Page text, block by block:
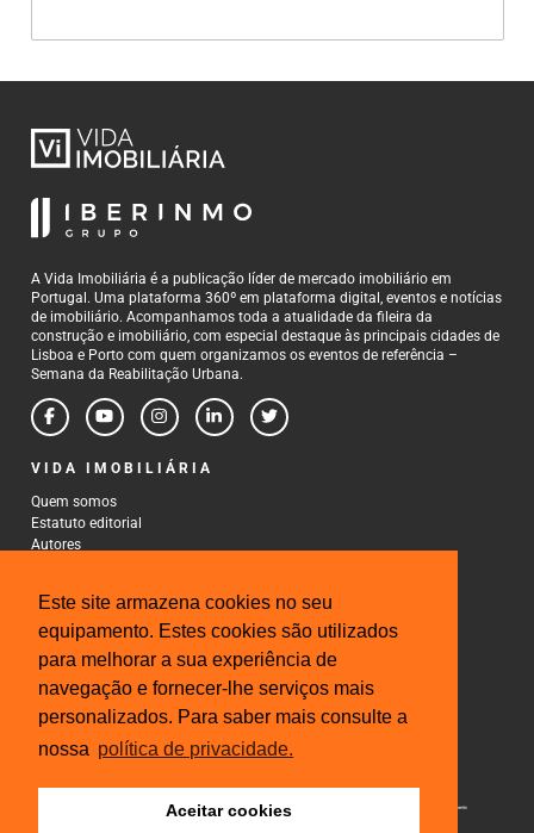
Este site armazena cookies no seu
equipamento. Estes cookies são utilizados
para melhorar a sua experiência de
navegação e fornecer-lhe serviços mais
personalizados. Para saber mais consulte a
nossa política de privacidade.
Aceitar cookies
A Vida Imobiliária é a publicação líder de mercado imobiliário em
Portugal. Uma plataforma 360º em plataforma digital, eventos e notícias
de imobiliário. Acompanhamos toda a atualidade da fileira da
construção e imobiliário, com especial destaque às principais cidades de
Lisboa e Porto com quem organizamos os eventos de referência –
Semana da Reabilitação Urbana.
VIDA IMOBILIÁRIA
Quem somos
Estatuto editorial
Autores
CONTACTOS
Rua Gonçalo Cristovão, 185 - 6º
4000-269 Porto
Tel: 222 085 009
Fax: 222 085 010
Email: gestao@iberinmo.com